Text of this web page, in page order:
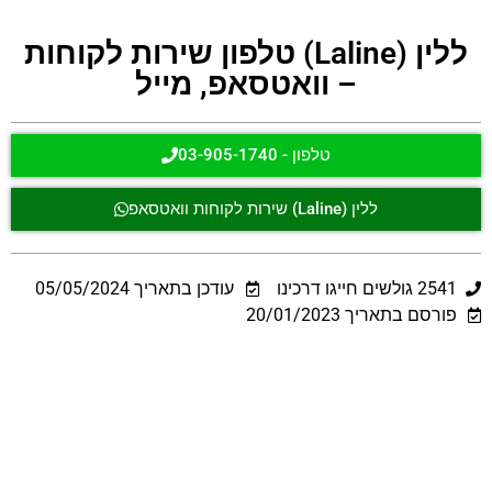
ללין (Laline) טלפון שירות לקוחות
– וואטסאפ, מייל
טלפון - 03-905-1740
ללין (Laline) שירות לקוחות וואטסאפ
2541 גולשים חייגו דרכינו עודכן בתאריך 05/05/2024
פורסם בתאריך 20/01/2023